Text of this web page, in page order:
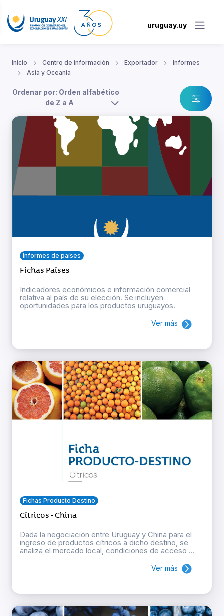
uruguay.uy
Inicio Centro de información Exportador
Informes
Asia y Oceanía
Ordenar por: Orden alfabético
de Z a A
Informes de países
Fichas Países
Indicadores económicos e información comercial
relativa al país de su elección. Se incluyen
oportunidades para los productos uruguayos.
Ver más
Fichas Producto Destino
Cítricos - China
Dada la negociación entre Uruguay y China para el
ingreso de productos cítricos a dicho destino, se
analiza el mercado local, condiciones de acceso ...
Ver más